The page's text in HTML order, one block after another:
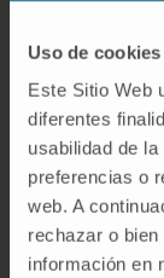
Uso de cookies
Este Sitio Web
diferentes
usabilidad de
preferencias o
web. A
rechazar o
información en
¿Por
amnesia
Porque la
proceso
graba en la